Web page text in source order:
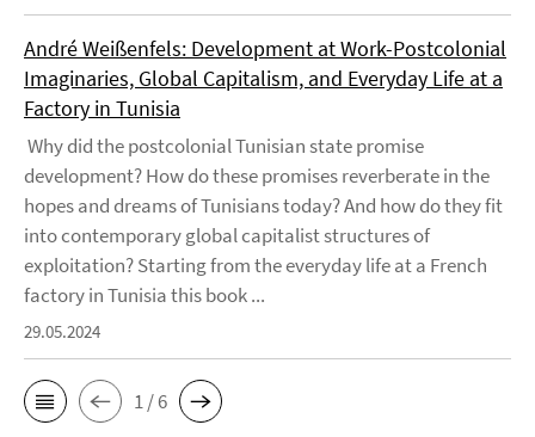
André Weißenfels: Development at Work-Postcolonial
Imaginaries, Global Capitalism, and Everyday Life at a
Factory in Tunisia
Why did the postcolonial Tunisian state promise
development? How do these promises reverberate in the
hopes and dreams of Tunisians today? And how do they fit
into contemporary global capitalist structures of
exploitation? Starting from the everyday life at a French
factory in Tunisia this book ...
29.05.2024
1 / 6